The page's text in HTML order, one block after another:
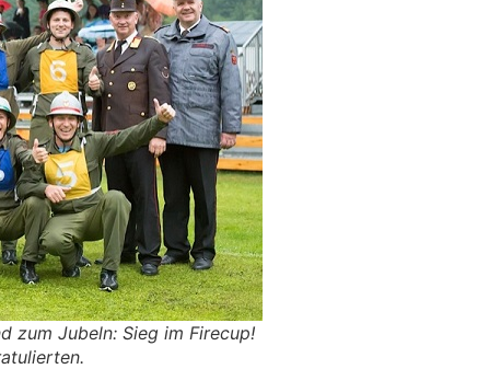
zum Jubeln: Sieg im Firecup!